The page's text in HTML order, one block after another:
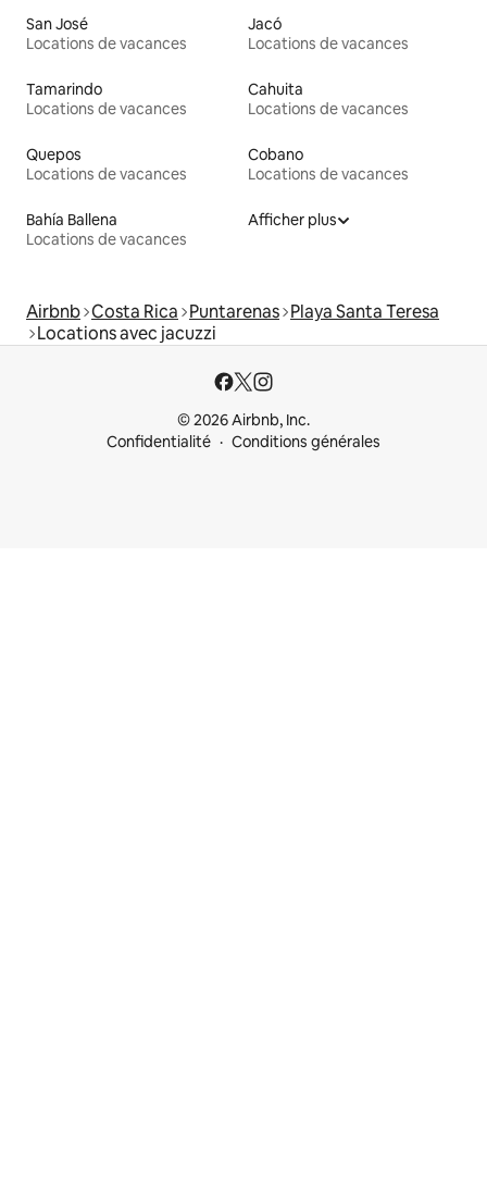
San José
Locations de vacances
Jacó
Locations de vacances
Tamarindo
Locations de vacances
Cahuita
Locations de vacances
Quepos
Locations de vacances
Cobano
Locations de vacances
Bahía Ballena
Locations de vacances
Afficher plus
Airbnb Costa Rica Puntarenas Playa Santa Teresa
Locations avec jacuzzi
© 2026 Airbnb, Inc.
Confidentialité
Conditions générales